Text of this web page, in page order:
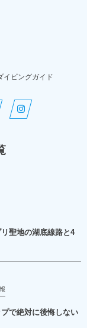
イビングガイド
聖地の湖底線路と4
で絶対に後悔しない